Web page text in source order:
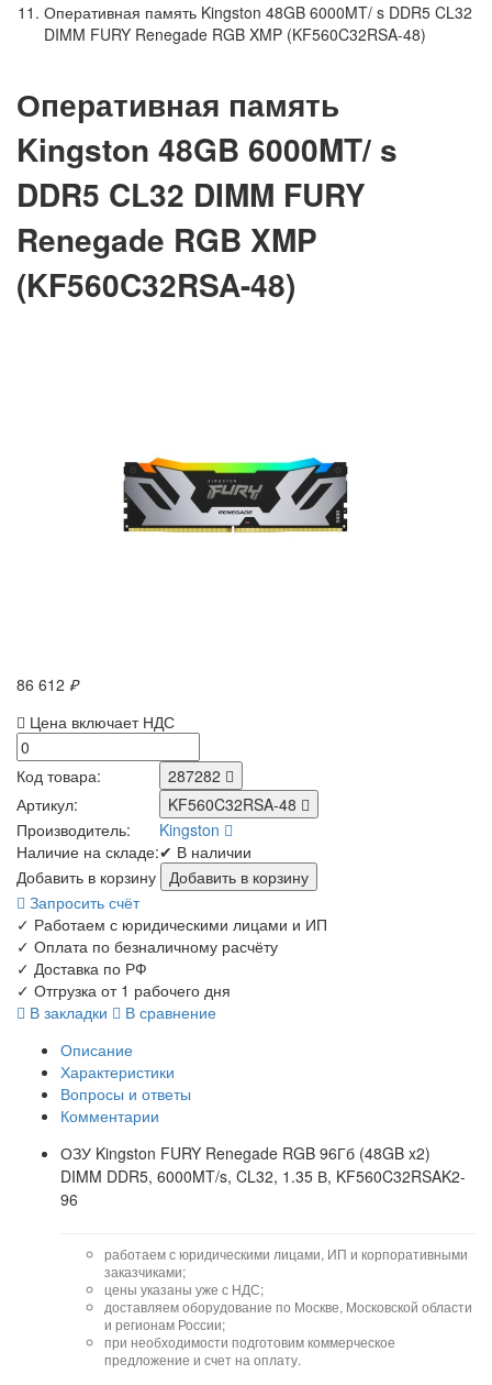
Оперативная память Kingston 48GB 6000MT/ s DDR5 CL32
DIMM FURY Renegade RGB XMP (KF560C32RSA-48)
Оперативная память
Kingston 48GB 6000MT/ s
DDR5 CL32 DIMM FURY
Renegade RGB XMP
(KF560C32RSA-48)
86 612 ₽
Цена включает НДС
Код товара:
287282
Артикул:
KF560C32RSA-48
Производитель:
Kingston
Наличие на складе:✔ В наличии
Добавить в корзину
Запросить счёт
✓ Работаем с юридическими лицами и ИП
✓ Оплата по безналичному расчёту
✓ Доставка по РФ
✓ Отгрузка от 1 рабочего дня
В закладки
В сравнение
Описание
Характеристики
Вопросы и ответы
Комментарии
ОЗУ Kingston FURY Renegade RGB 96Гб (48GB x2)
DIMM DDR5, 6000MT/s, CL32, 1.35 В, KF560C32RSAK2-
96
работаем с юридическими лицами, ИП и корпоративными
заказчиками;
цены указаны уже с НДС;
доставляем оборудование по Москве, Московской области
и регионам России;
при необходимости подготовим коммерческое
предложение и счет на оплату.